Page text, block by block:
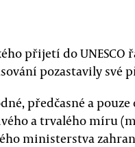
přijetí do UNESCO
pozastavily své
předčasné a
a trvalého míru
ministerstva